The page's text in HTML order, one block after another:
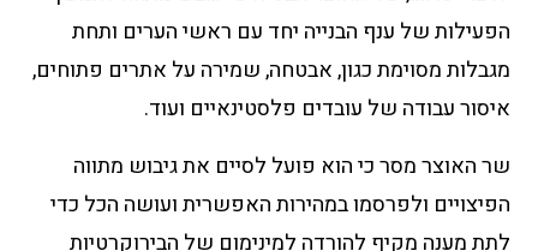
הפעילות של ענף הבנייה יחד עם ראשי הערים ותחת
מגבלות מסוימת כגון, אבטחה, שמירה על אתרים פתוחים,
איסור עבודה של עובדים פלסטינאיים ועוד.
שר האוצר מסר כי הוא פועל לסיים את גיבוש מתווה
הפיצויים ולפרסמו במהירות האפשרית ועושה הכל כדי
לתת מענה מקיף להורדה למינימום של הבירוקרטיות